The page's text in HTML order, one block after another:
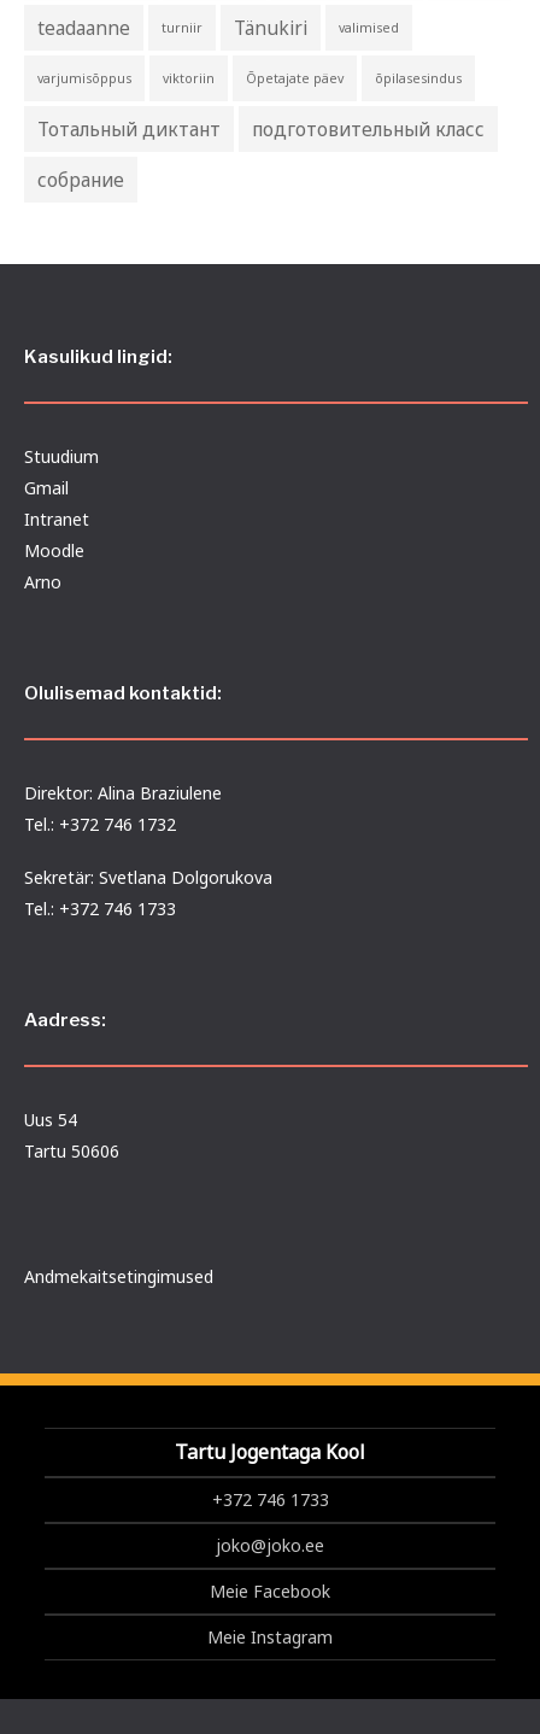
teadaanne
turniir Tänukiri valimised
varjumisõppus viktoriin Õpetajate päev õpilasesindus
Тотальный диктант
подготовительный класс
собрание
Kasulikud lingid:
Stuudium
Gmail
Intranet
Moodle
Arno
Olulisemad kontaktid:
Direktor: Alina Braziulene
Tel.: +372 746 1732
Sekretär: Svetlana Dolgorukova
Tel.: +372 746 1733
Aadress:
Uus 54
Tartu 50606
Andmekaitsetingimused
Tartu Jogentaga Kool
+372 746 1733
joko@joko.ee
Meie Facebook
Meie Instagram